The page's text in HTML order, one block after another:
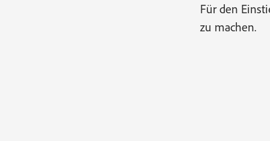
Für den
zu machen.